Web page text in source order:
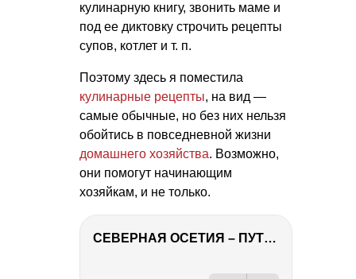
кулинарную книгу, звонить маме и
под ее диктовку строчить рецепты
супов, котлет и т. п.
Поэтому здесь я поместила
кулинарные рецепты, на вид —
самые обычные, но без них нельзя
обойтись в повседневной жизни
домашнего хозяйства. Возможно,
они помогут начинающим
хозяйкам, и не только.
СЕВЕРНАЯ ОСЕТИЯ – ПУТЕШЕСТВИЕ НА КАВКАЗ часть 4